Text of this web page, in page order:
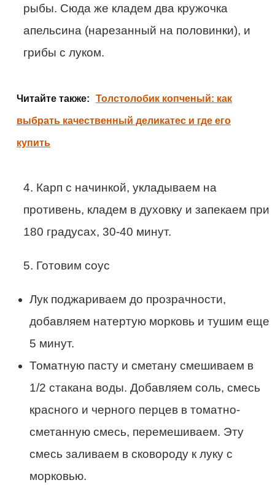
рыбы. Сюда же кладем два кружочка
апельсина (нарезанный на половинки), и
грибы с луком.
Читайте также: Толстолобик копченый: как
выбрать качественный деликатес и где его
купить
4. Карп с начинкой, укладываем на
противень, кладем в духовку и запекаем при
180 градусах, 30-40 минут.
5. Готовим соус
Лук поджариваем до прозрачности,
добавляем натертую морковь и тушим еще
5 минут.
Томатную пасту и сметану смешиваем в
1/2 стакана воды. Добавляем соль, смесь
красного и черного перцев в томатно-
сметанную смесь, перемешиваем. Эту
смесь заливаем в сковороду к луку с
морковью.